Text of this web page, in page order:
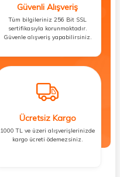
Güvenli Alışveriş
Tüm bilgileriniz 256 Bit SSL
sertifikasıyla korunmaktadır.
Güvenle alışveriş yapabilirsiniz.
Ücretsiz Kargo
1000 TL ve üzeri alışverişlerinizde
kargo ücreti ödemezsiniz.